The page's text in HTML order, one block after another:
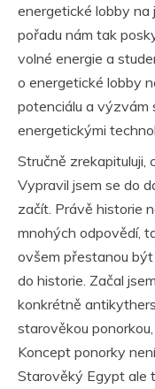
energetické lobby na
pořadu nám tak
volné energie a
o energetické lobby
potenciálu a výzvám
energetickými
Stručně zrekapituluji,
Vypravil jsem se do
začít. Právě historie
mnohých odpovědí,
ovšem přestanou
do historie. Začal
konkrétně
starověkou
Koncept ponorky
Starověký Egypt ale